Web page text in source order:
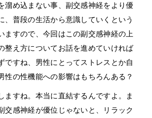
溜め込まない事、副交感神経をより優
、普段の生活から意識していくという
ますので、今回はこの副交感神経の上
整え方についてお話を進めていければ
ですね、男性にとってストレスとか自
性の性機能への影響はもちろんある？
ますね。本当に直結するんですよ。ま
交感神経が優位じゃないと、リラック